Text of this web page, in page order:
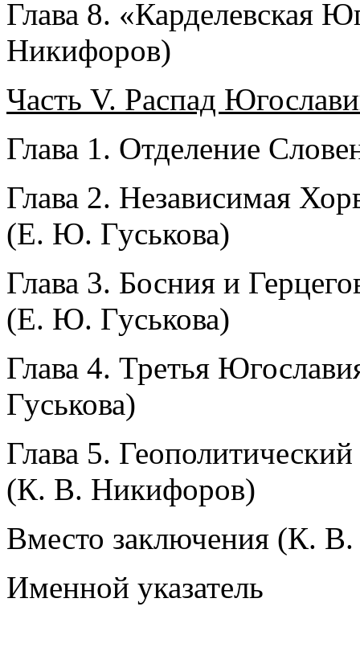
Глава 8. «Карделевская
Никифоров)
Часть V. Распад
Глава 1. Отделение
Глава 2. Независимая
(Е. Ю. Гуськова)
Глава 3. Босния и
(Е. Ю. Гуськова)
Глава 4. Третья
Гуськова)
Глава 5.
(К. В. Никифоров)
Вместо заключения (К.
Именной указатель